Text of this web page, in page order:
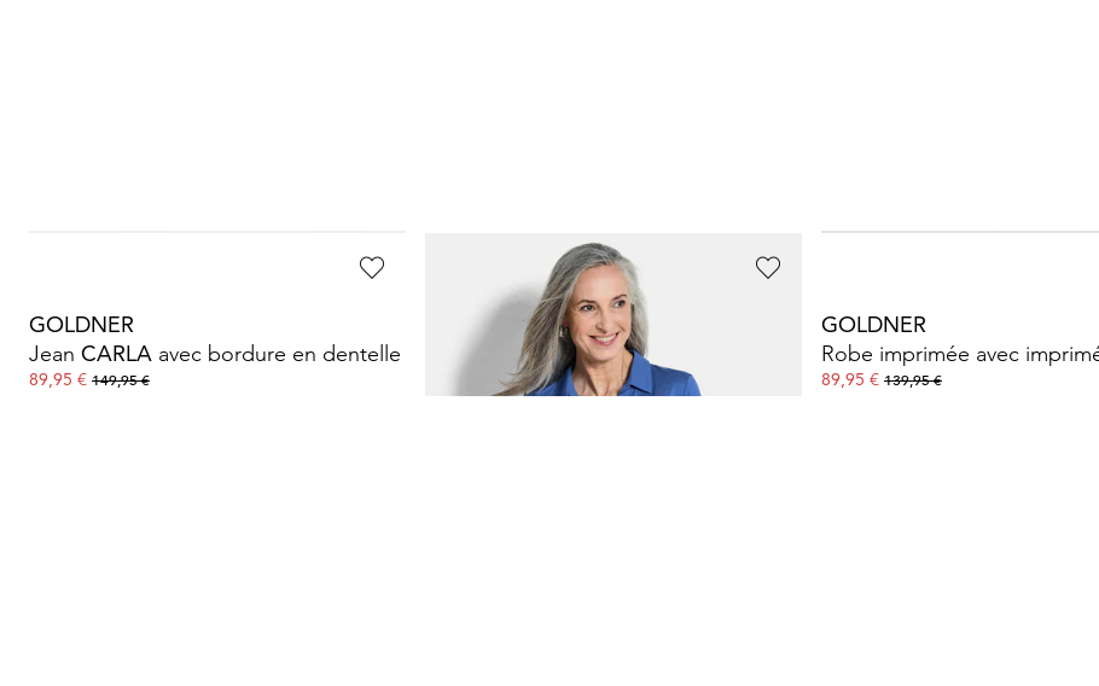
GOLDNER
Jean CARLA avec bordure en dentelle
89,95 € 149,95 €
GOLDNER
89,95 €
GOLDNER
89,95 € 139,95 €